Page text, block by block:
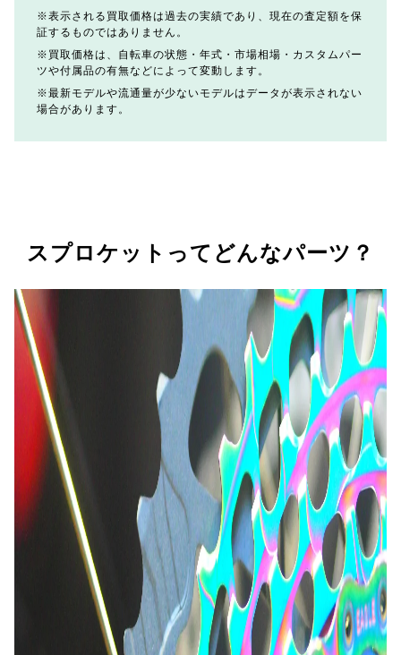
表示される買取価格は過去の実績であり、現在の査定額を保
証するものではありません。
買取価格は、自転車の状態・年式・市場相場・カスタムパー
ツや付属品の有無などによって変動します。
最新モデルや流通量が少ないモデルはデータが表示されない
場合があります。
スプロケットってどんなパーツ？